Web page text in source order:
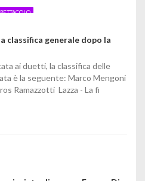
classifica generale dopo la
ai duetti, la classifica delle
è la seguente: Marco Mengoni
Ramazzotti Lazza - La fi